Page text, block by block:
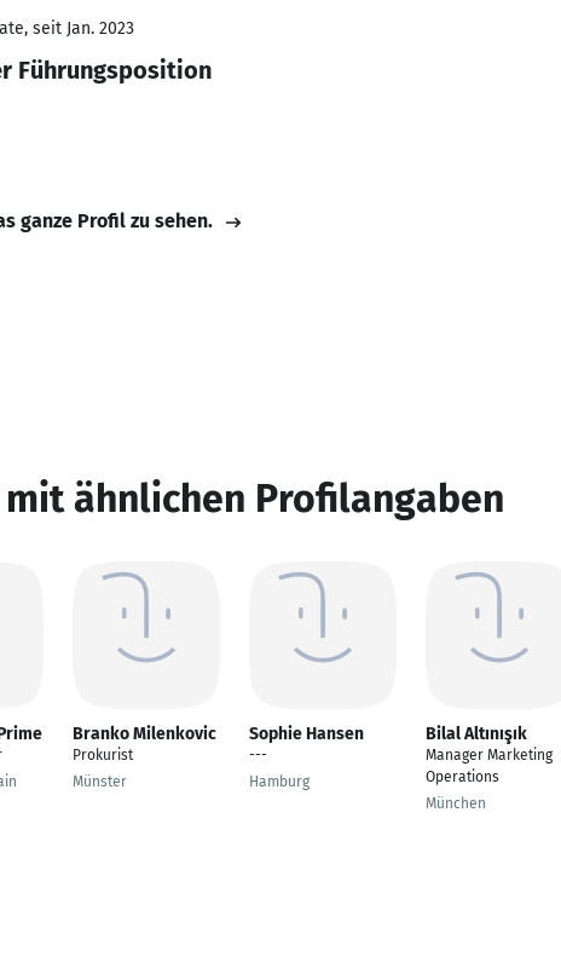
seit Jan. 2023
Führungsposition
ganze Profil zu sehen.
ähnlichen Profilangaben
Branko Milenkovic
Prokurist
Münster
Sophie Hansen
---
Hamburg
Bilal Altınışık
Manager Marketing
Operations
München